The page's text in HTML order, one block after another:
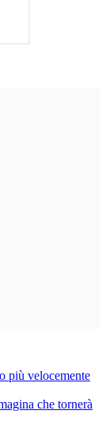
più velocemente
che tornerà